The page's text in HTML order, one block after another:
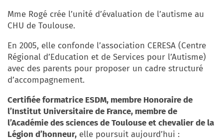
Mme Rogé crée l’unité d’évaluation de l’autisme au
CHU de Toulouse.
En 2005, elle confonde l’association CERESA (Centre
Régional d’Education et de Services pour l’Autisme)
avec des parents pour proposer un cadre structuré
d’accompagnement.
Certifiée formatrice ESDM, membre Honoraire de
l’Institut Universitaire de France, membre de
l’Académie des sciences de Toulouse et chevalier de la
Légion d’honneur, elle poursuit aujourd’hui :